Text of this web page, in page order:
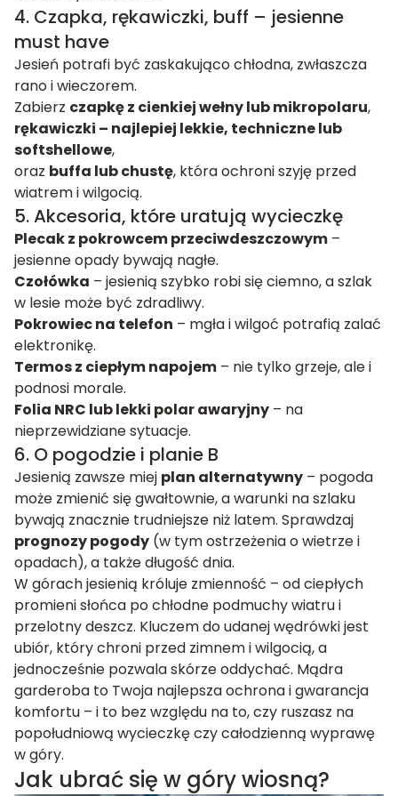
4. Czapka, rękawiczki, buff – jesienne
must have
Jesień potrafi być zaskakująco chłodna, zwłaszcza
rano i wieczorem.
Zabierz czapkę z cienkiej wełny lub mikropolaru,
rękawiczki – najlepiej lekkie, techniczne lub
softshellowe,
oraz buffa lub chustę, która ochroni szyję przed
wiatrem i wilgocią.
5. Akcesoria, które uratują wycieczkę
Plecak z pokrowcem przeciwdeszczowym –
jesienne opady bywają nagłe.
Czołówka – jesienią szybko robi się ciemno, a szlak
w lesie może być zdradliwy.
Pokrowiec na telefon – mgła i wilgoć potrafią zalać
elektronikę.
Termos z ciepłym napojem – nie tylko grzeje, ale i
podnosi morale.
Folia NRC lub lekki polar awaryjny – na
nieprzewidziane sytuacje.
6. O pogodzie i planie B
Jesienią zawsze miej plan alternatywny – pogoda
może zmienić się gwałtownie, a warunki na szlaku
bywają znacznie trudniejsze niż latem. Sprawdzaj
prognozy pogody (w tym ostrzeżenia o wietrze i
opadach), a także długość dnia.
W górach jesienią króluje zmienność – od ciepłych
promieni słońca po chłodne podmuchy wiatru i
przelotny deszcz. Kluczem do udanej wędrówki jest
ubiór, który chroni przed zimnem i wilgocią, a
jednocześnie pozwala skórze oddychać. Mądra
garderoba to Twoja najlepsza ochrona i gwarancja
komfortu – i to bez względu na to, czy ruszasz na
popołudniową wycieczkę czy całodzienną wyprawę
w góry.
Jak ubrać się w góry wiosną?